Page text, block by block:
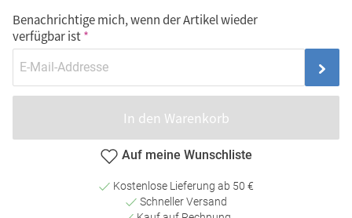
Benachrichtige mich, wenn der Artikel wieder
verfügbar ist
In den Warenkorb
Auf meine Wunschliste
Kostenlose Lieferung ab 50 €
Schneller Versand